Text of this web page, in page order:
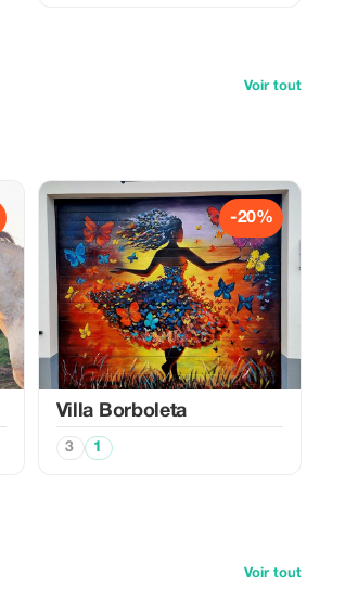
Voir tout
-20%
Villa Borboleta
3 1
Voir tout